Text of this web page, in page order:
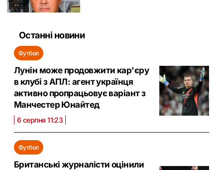
Останні новини
Футбол
Лунін може продовжити кар'єру
в клубі з АПЛ: агент українця
активно пропрацьовує варіант з
Манчестер Юнайтед
6 серпня 11:23
Футбол
Британські журналісти оцінили